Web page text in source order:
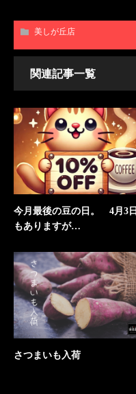
美しが丘店
関連記事一覧
今月最後の豆の日。 4月3日
もありますが…
さつまいも入荷